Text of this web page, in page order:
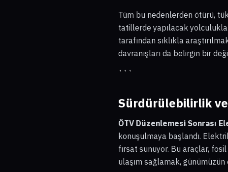
Tüm bu nedenlerden ötürü,
tatillerde yapılacak
tarafından sıklıkla
davranışları da belirgin bir
```
Sürdürülebilirlik
ÖTV Düzenlemesi Sonrası
konuşulmaya başlandı.
fırsat sunuyor. Bu araçlar,
ulaşım sağlamak,